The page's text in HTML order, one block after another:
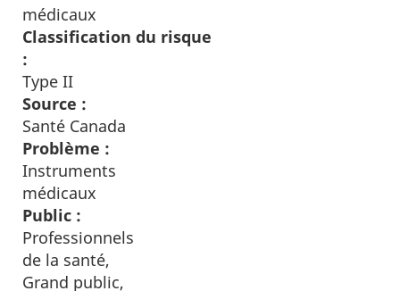
médicaux
Classification du risque
:
Type II
Source :
Santé Canada
Problème :
Instruments
médicaux
Public :
Professionnels
de la santé,
Grand public,